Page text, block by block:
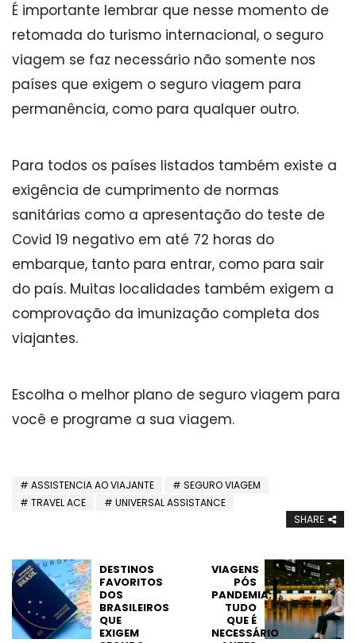
É importante lembrar que nesse momento de
retomada do turismo internacional, o seguro
viagem se faz necessário não somente nos
países que exigem o seguro viagem para
permanência, como para qualquer outro.
Para todos os países listados também existe a
exigência de cumprimento de normas
sanitárias como a apresentação do teste de
Covid 19 negativo em até 72 horas do
embarque, tanto para entrar, como para sair
do país. Muitas localidades também exigem a
comprovação da imunização completa dos
viajantes.
Escolha o melhor plano de seguro viagem para
você e programe a sua viagem.
ASSISTENCIA AO VIAJANTE
SEGURO VIAGEM
TRAVEL ACE
UNIVERSAL ASSISTANCE
SHARE
DESTINOS
FAVORITOS
DOS
BRASILEIROS
QUE
EXIGEM
VIAGENS
PÓS
PANDEMIA:
TUDO
QUE É
NECESSÁRIO